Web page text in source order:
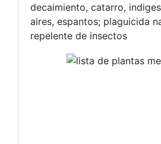
decaimiento, catarro,
aires, espantos; plaguicida
repelente de insectos